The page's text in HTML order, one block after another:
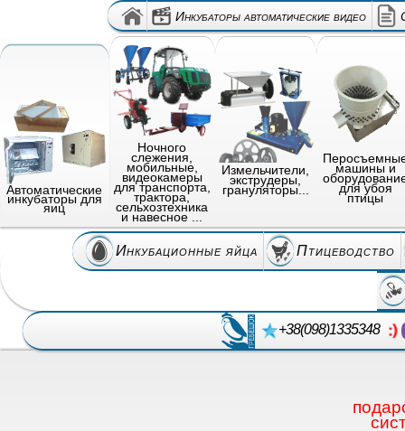
Инкубаторы автоматические видео
Автоматические
инкубаторы для
яиц
Ночного
слежения,
мобильные,
видеокамеры
для транспорта,
трактора,
сельхозтехника
и навесное ...
Измельчители,
экструдеры,
грануляторы...
машины и
для убоя
птицы
Инкубационные яйца Птицеводство
+38(098)1335348